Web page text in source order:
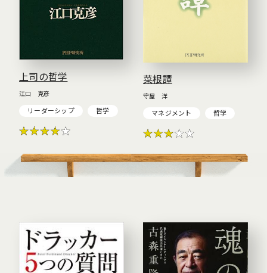
上司の哲学
江口 克彦
リーダーシップ 哲学
菜根譚
守屋 洋
マネジメント 哲学